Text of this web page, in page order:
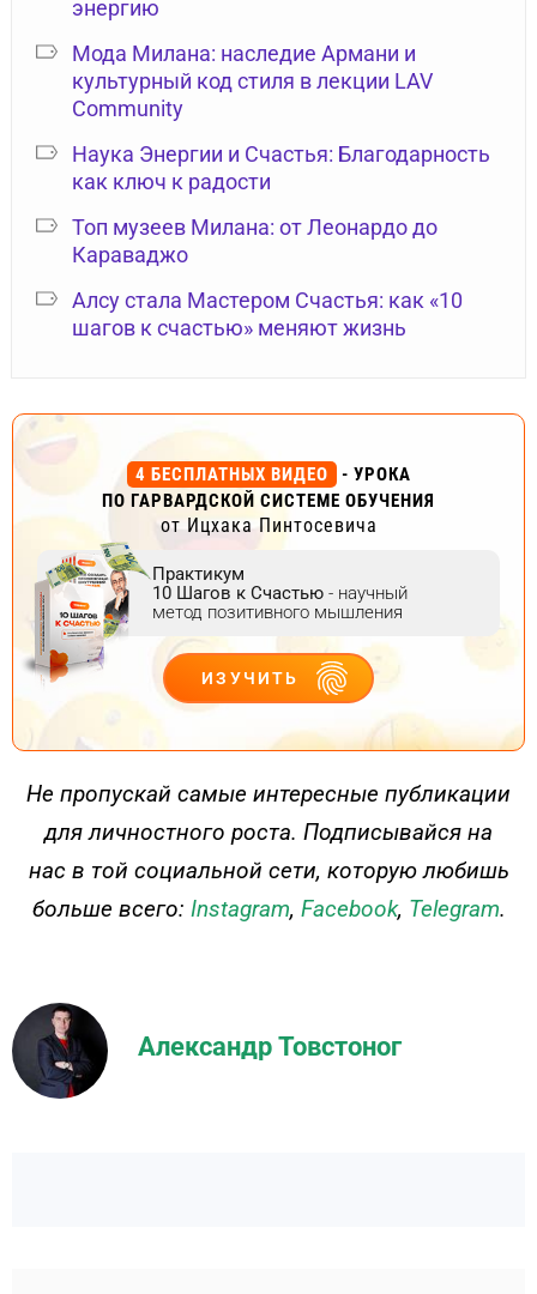
энергию
Мода Милана: наследие Армани и
культурный код стиля в лекции LAV
Community
Наука Энергии и Счастья: Благодарность
как ключ к радости
Топ музеев Милана: от Леонардо до
Караваджо
Алсу стала Мастером Счастья: как «10
шагов к счастью» меняют жизнь
4 БЕСПЛАТНЫХ ВИДЕО
- УРОКА
ПО ГАРВАРДСКОЙ СИСТЕМЕ ОБУЧЕНИЯ
от Ицхака Пинтосевича
Практикум
10 Шагов к Счастью - научный
метод позитивного мышления
ИЗУЧИТЬ
ДЕЙСТВУЙ
Не пропускай самые интересные публикации
для личностного роста. Подписывайся на
нас в той социальной сети, которую любишь
больше всего: Instagram, Facebook, Telegram.
Александр Товстоног